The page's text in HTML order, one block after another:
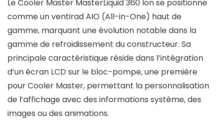
Le Cooler Master MasterLiquid 360 Ion se positionne
comme un ventirad AIO (All-in-One) haut de
gamme, marquant une évolution notable dans la
gamme de refroidissement du constructeur. Sa
principale caractéristique réside dans l’intégration
d’un écran LCD sur le bloc-pompe, une première
pour Cooler Master, permettant la personnalisation
de l’affichage avec des informations système, des
images ou des animations.